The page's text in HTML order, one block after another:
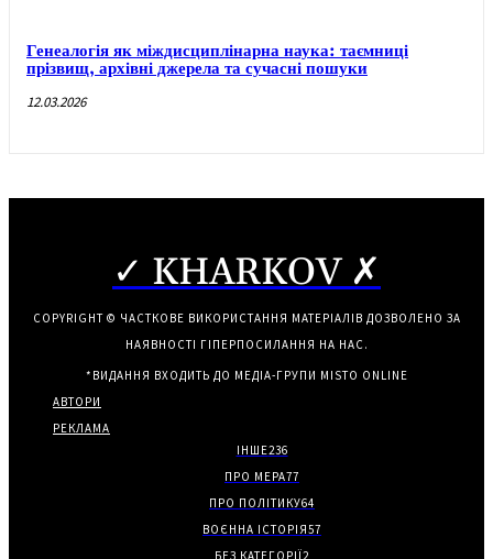
Генеалогія як міждисциплінарна наука: таємниці
прізвищ, архівні джерела та сучасні пошуки
12.03.2026
✓ KHARKOV ✗
COPYRIGHT © ЧАСТКОВЕ ВИКОРИСТАННЯ МАТЕРІАЛІВ ДОЗВОЛЕНО ЗА
НАЯВНОСТІ ГІПЕРПОСИЛАННЯ НА НАС.
*ВИДАННЯ ВХОДИТЬ ДО МЕДІА-ГРУПИ MISTO ONLINE
АВТОРИ
РЕКЛАМА
ІНШЕ236
ПРО МЕРА77
ПРО ПОЛІТИКУ64
ВОЄННА ІСТОРІЯ57
БЕЗ КАТЕГОРІЇ2